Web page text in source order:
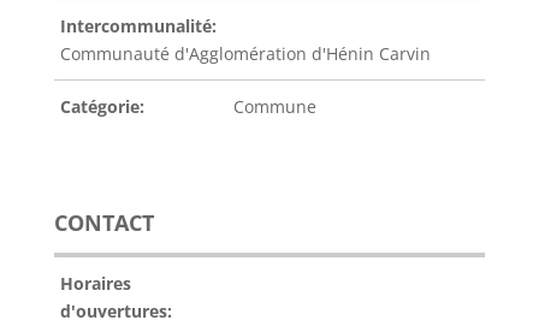
Intercommunalité:
Communauté d'Agglomération d'Hénin Carvin
Catégorie: Commune
CONTACT
Horaires
d'ouvertures: